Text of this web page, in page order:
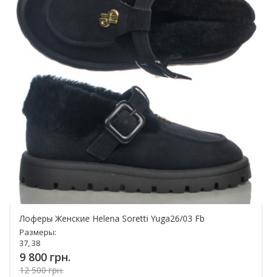
Лоферы Женские Helena Soretti Yuga26/03 Fb
Размеры:
37, 38
9 800 грн.
12 500 грн.